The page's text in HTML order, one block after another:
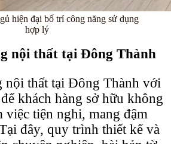
hiện đại bố trí công năng sử dụng
hợp lý
nội thất tại Đông Thành
nội thất tại Đông Thành với
khách hàng sở hữu không
việc tiện nghi, mang đậm
đây, quy trình thiết kế và